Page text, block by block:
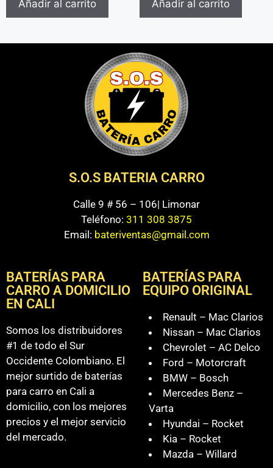
Añadir al carrito Añadir al carrito
S.O.S BATERIA CARRO
Calle 9 # 56 – 106| Limonar
Teléfono: 311 308 3875
Email: bateriventas@gmail.com
BATERÍAS PARA
CARRO A DOMICILIO
EN CALI
Somos los distribuidores
#1 de todo el Sur
Occidente Colombiano. El
mejor surtido de baterías
para carro en Cali a
domicilio, con los mejores
precios y el mejor servicio
del mercado.
BATERÍAS PARA
EQUIPO ORIGINAL
Renault – Mac Clarios
Nissan – Mac Clarios
Chevrolet – AC Delco
Ford – Motorcraft
BMW – Bosch
Mercedes Benz –
Varta
Hyundai – Rocket
Kia – Rocket
Mazda – Willard